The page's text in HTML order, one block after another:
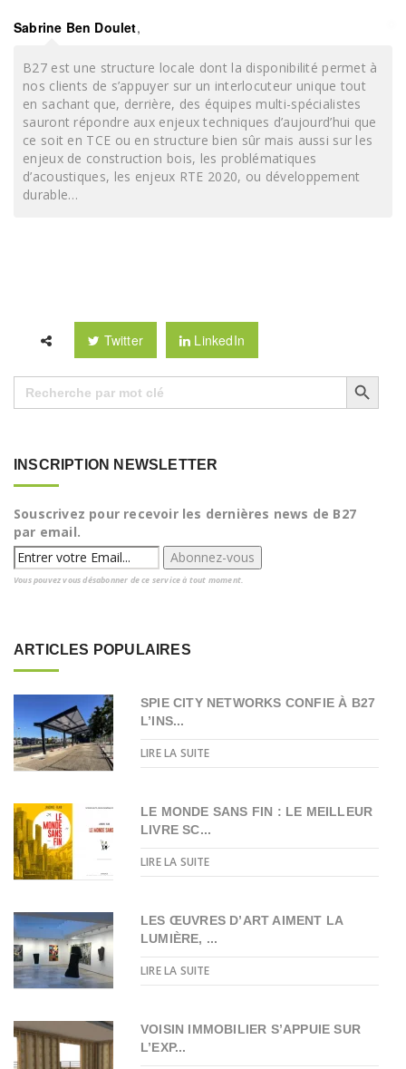
Sabrine Ben Doulet,
B27 est une structure locale dont la disponibilité permet à
nos clients de s’appuyer sur un interlocuteur unique tout
en sachant que, derrière, des équipes multi-spécialistes
sauront répondre aux enjeux techniques d’aujourd’hui que
ce soit en TCE ou en structure bien sûr mais aussi sur les
enjeux de construction bois, les problématiques
d’acoustiques, les enjeux RTE 2020, ou développement
durable…
Twitter LinkedIn
Search
for:
Search Button
INSCRIPTION NEWSLETTER
Souscrivez pour recevoir les dernières news de B27
par email.
Vous pouvez vous désabonner de ce service à tout moment.
ARTICLES POPULAIRES
SPIE CITY NETWORKS CONFIE À B27
L’INS...
LIRE LA SUITE
LE MONDE SANS FIN : LE MEILLEUR
LIVRE SC...
LIRE LA SUITE
LES ŒUVRES D’ART AIMENT LA
LUMIÈRE, ...
LIRE LA SUITE
VOISIN IMMOBILIER S’APPUIE SUR
L’EXP...